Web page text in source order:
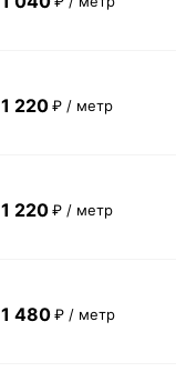
1 220 ₽ / метр
1 220 ₽ / метр
1 480 ₽ / метр